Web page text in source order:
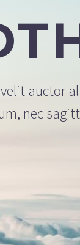
auctor
nec